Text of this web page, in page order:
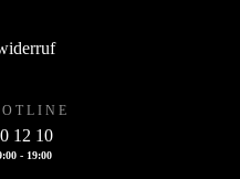
12 10
- 19:00